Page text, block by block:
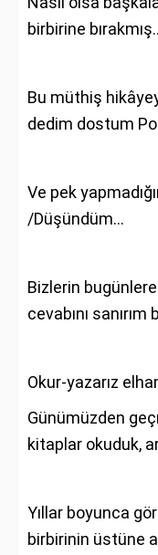
birbirine
Bu müthiş
dedim dostum
Ve pek
/Düşündüm…
Bizlerin
cevabını
Okur-yazarız
Günümüzden
kitaplar okuduk,
Yıllar boyunca
birbirinin üstüne